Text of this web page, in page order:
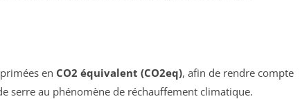
en CO2 équivalent (CO2eq), afin de rendre compte
serre au phénomène de réchauffement climatique.